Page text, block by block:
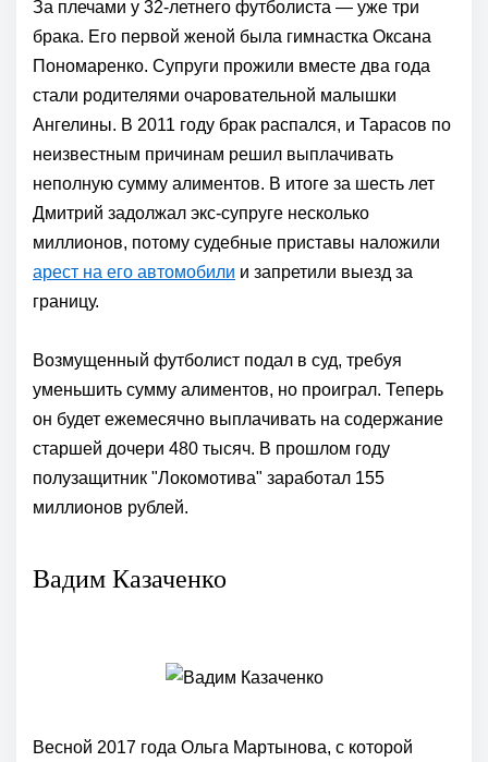
За плечами у 32-летнего футболиста — уже три
брака. Его первой женой была гимнастка Оксана
Пономаренко. Супруги прожили вместе два года
стали родителями очаровательной малышки
Ангелины. В 2011 году брак распался, и Тарасов по
неизвестным причинам решил выплачивать
неполную сумму алиментов. В итоге за шесть лет
Дмитрий задолжал экс-супруге несколько
миллионов, потому судебные приставы наложили
арест на его автомобили и запретили выезд за
границу.
Возмущенный футболист подал в суд, требуя
уменьшить сумму алиментов, но проиграл. Теперь
он будет ежемесячно выплачивать на содержание
старшей дочери 480 тысяч. В прошлом году
полузащитник "Локомотива" заработал 155
миллионов рублей.
Вадим Казаченко
Весной 2017 года Ольга Мартынова, с которой